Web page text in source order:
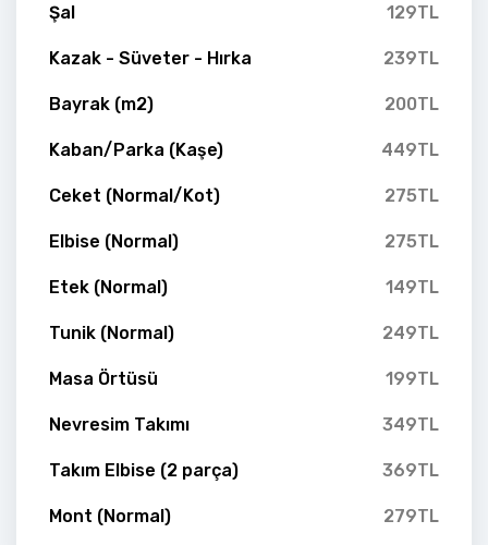
Şal 129TL
Kazak - Süveter - Hırka 239TL
Bayrak (m2) 200TL
Kaban/Parka (Kaşe) 449TL
Ceket (Normal/Kot) 275TL
Elbise (Normal) 275TL
Etek (Normal) 149TL
Tunik (Normal) 249TL
Masa Örtüsü 199TL
Nevresim Takımı 349TL
Takım Elbise (2 parça) 369TL
Mont (Normal) 279TL